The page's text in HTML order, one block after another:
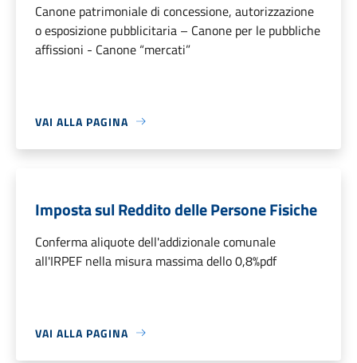
Canone patrimoniale di concessione, autorizzazione
o esposizione pubblicitaria – Canone per le pubbliche
affissioni - Canone “mercati”
VAI ALLA PAGINA
Imposta sul Reddito delle Persone Fisiche
Conferma aliquote dell'addizionale comunale
all'IRPEF nella misura massima dello 0,8%pdf
VAI ALLA PAGINA